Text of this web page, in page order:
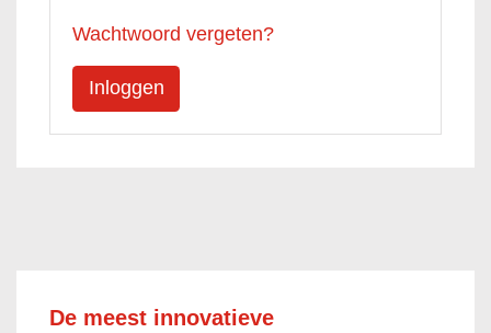
Wachtwoord vergeten?
De meest innovatieve